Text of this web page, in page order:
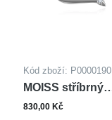
Kód zboží: P0000190
MOISS stříbrný
přívěsek SRDCE
830,00 Kč